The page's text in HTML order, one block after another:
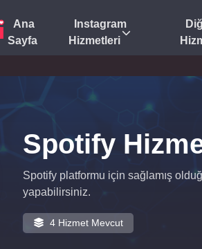
Ana
Sayfa
Instagram
Hizmetleri
Spotify
Spotify platformu için sağlamış
yapabilirsiniz.
4 Hizmet Mevcut